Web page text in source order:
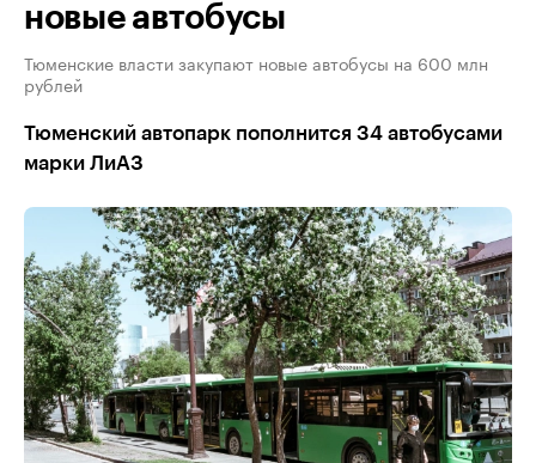
новые автобусы
Тюменские власти закупают новые автобусы на 600 млн
рублей
Тюменский автопарк пополнится 34 автобусами
марки ЛиАЗ